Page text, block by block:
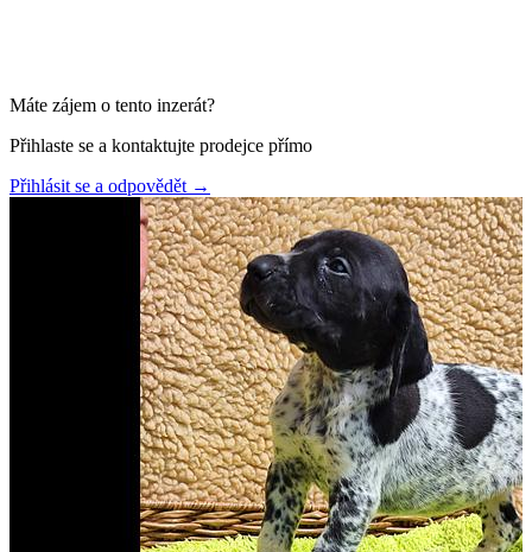
Máte zájem o tento inzerát?
Přihlaste se a kontaktujte prodejce přímo
Přihlásit se a odpovědět →